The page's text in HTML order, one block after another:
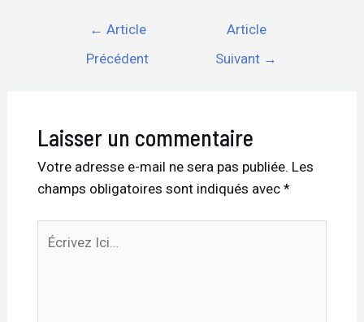
← Article
Précédent
Article
Suivant →
Laisser un commentaire
Votre adresse e-mail ne sera pas publiée. Les
champs obligatoires sont indiqués avec *
Ici…